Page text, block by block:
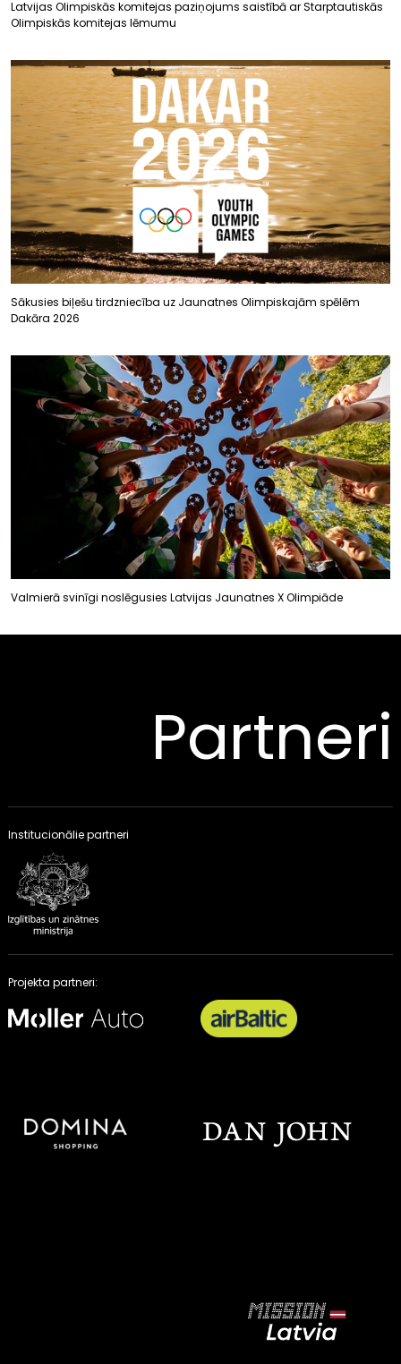
Latvijas Olimpiskās komitejas paziņojums saistībā ar Starptautiskās
Olimpiskās komitejas lēmumu
Sākusies biļešu tirdzniecība uz Jaunatnes Olimpiskajām spēlēm
Dakāra 2026
Valmierā svinīgi noslēgusies Latvijas Jaunatnes X Olimpiāde
Partneri
Institucionālie partneri
Projekta partneri: